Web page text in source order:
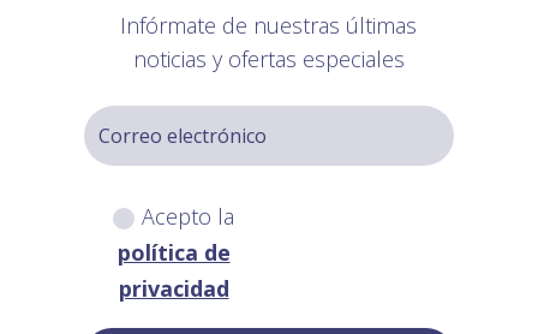
Infórmate de nuestras últimas
noticias y ofertas especiales
Acepto la
política de
privacidad